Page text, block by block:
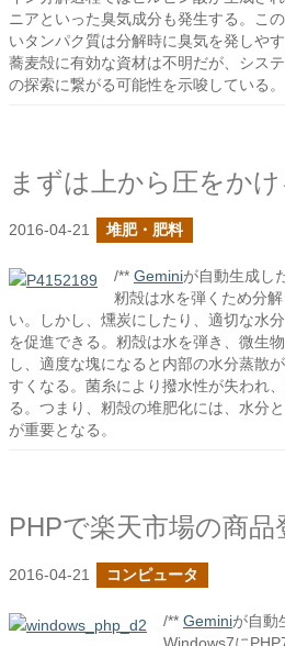
ニアといった臭気成分も発生する。こ
いタンパク質は分解時に臭気を発しや
蕎麦殻に有効な資材は不明だが、シス
の探索に繋がる可能性を示唆している。
まずは上から圧をかけ
2016-04-21 堆肥・肥料
/** Geminiが自動生成し
籾殻は水を弾くため分
い。しかし、燻炭にしたり、適切な水
を促進できる。籾殻は水を弾き、微生
し、適度な塊になると内部の水分蒸散
すくなる。菌糸により撥水性が失われ
る。つまり、籾殻の堆肥化には、水分
が重要となる。
2016-04-21 コンピュータ
/** Geminiが自動